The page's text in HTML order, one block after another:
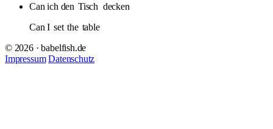
Can ich den Tisch decken
Can I set the table
© 2026 · babelfish.de
Impressum Datenschutz